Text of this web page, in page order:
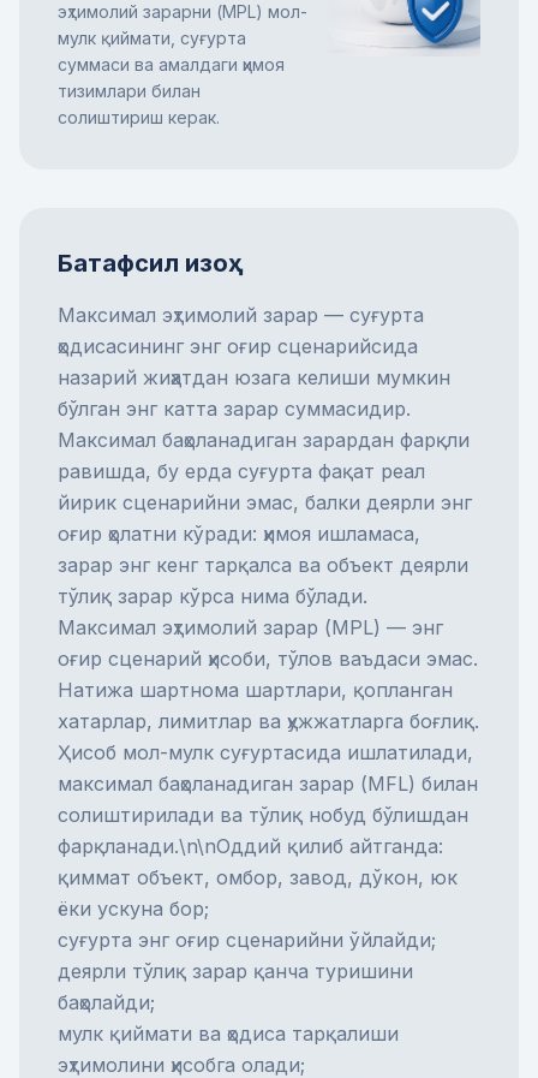
эҳтимолий зарарни (MPL) мол-
мулк қиймати, суғурта
суммаси ва амалдаги ҳимоя
тизимлари билан
солиштириш керак.
Батафсил изоҳ
Максимал эҳтимолий зарар — суғурта
ҳодисасининг энг оғир сценарийсида
назарий жиҳатдан юзага келиши мумкин
бўлган энг катта зарар суммасидир.
Максимал баҳоланадиган зарардан фарқли
равишда, бу ерда суғурта фақат реал
йирик сценарийни эмас, балки деярли энг
оғир ҳолатни кўради: ҳимоя ишламаса,
зарар энг кенг тарқалса ва объект деярли
тўлиқ зарар кўрса нима бўлади.
Максимал эҳтимолий зарар (MPL) — энг
оғир сценарий ҳисоби, тўлов ваъдаси эмас.
Натижа шартнома шартлари, қопланган
хатарлар, лимитлар ва ҳужжатларга боғлиқ.
Ҳисоб мол-мулк суғуртасида ишлатилади,
максимал баҳоланадиган зарар (MFL) билан
солиштирилади ва тўлиқ нобуд бўлишдан
фарқланади.\n\nОддий қилиб айтганда:
қиммат объект, омбор, завод, дўкон, юк
ёки ускуна бор;
суғурта энг оғир сценарийни ўйлайди;
деярли тўлиқ зарар қанча туришини
баҳолайди;
мулк қиймати ва ҳодиса тарқалиши
эҳтимолини ҳисобга олади;